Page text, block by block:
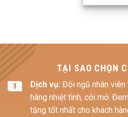
TẠI SAO CHỌN
Dịch vụ: Đội ngũ nhân
hàng nhiệt tình, cởi mở.
tặng tốt nhất cho khách